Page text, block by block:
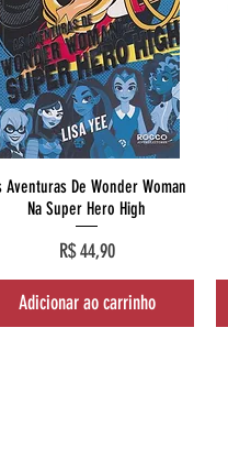
Visualização rápida
Aventuras De Wonder Woman
Na Super Hero High
Preço
R$ 44,90
Adicionar ao carrinho